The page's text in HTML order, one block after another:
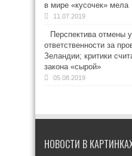
в мире «кусочек» мела
11.07.2019
Перспектива отмены
ответственности за
Зеландии; критики
закона «сырой»
05.08.2019
НОВОСТИ В